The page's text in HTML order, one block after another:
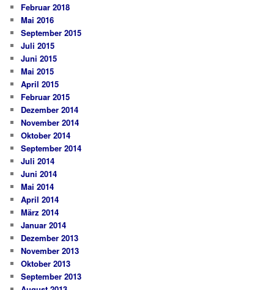
Februar 2018
Mai 2016
September 2015
Juli 2015
Juni 2015
Mai 2015
April 2015
Februar 2015
Dezember 2014
November 2014
Oktober 2014
September 2014
Juli 2014
Juni 2014
Mai 2014
April 2014
März 2014
Januar 2014
Dezember 2013
November 2013
Oktober 2013
September 2013